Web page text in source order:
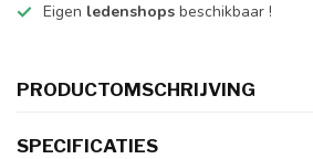
Eigen ledenshops beschikbaar !
PRODUCTOMSCHRIJVING
SPECIFICATIES